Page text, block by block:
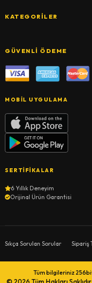
KATEGORILER
GÜVENLI ÖDEME
MOBIL UYGULAMA
SERTIFIKALAR
6 Yıllık Deneyim
Orijinal Ürün Garantisi
Sıkça Sorulan Sorular Sipariş
Tüm bilgileriniz